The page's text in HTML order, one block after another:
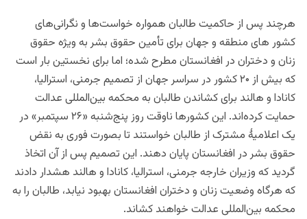
هرچند پس از حاکمیت طالبان همواره خواست‌ها و نگرانی‌های
کشور های منطقه و جهان برای تأمین حقوق بشر به ویژه حقوق
زنان و دختران در افغانستان مطرح شده؛ اما برای نخستین بار است
که بیش از ۲۰ کشور در سراسر جهان از تصمیم جرمنی، استرالیا،
کانادا و هالند برای کشاندن طالبان به محکمه بین‌المللی عدالت
حمایت کرده‌اند. این کشورها ناوقت روز پنج‌شنبه «۲۶ سپتمبر» در
یک اعلامیهٔ مشترک از طالبان خواستند تا بصورت فوری به نقض
حقوق بشر در افغانستان پایان دهند. این تصمیم پس از آن اتخاذ
گردید که وزیران خارجه جرمنی، استرالیا، کانادا و هالند هشدار دادند
که هرگاه وضعیت زنان و دختران افغانستان بهبود نیابد، طالبان را به
محکمه بین‌المللی عدالت خواهند کشاند.